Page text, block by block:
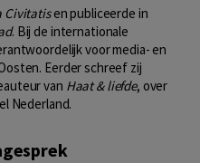
Civitatisen publiceerde in
. Bij de internationale
voor media- en
Eerder schreef zij
van Haat & liefde, over
Nederland.